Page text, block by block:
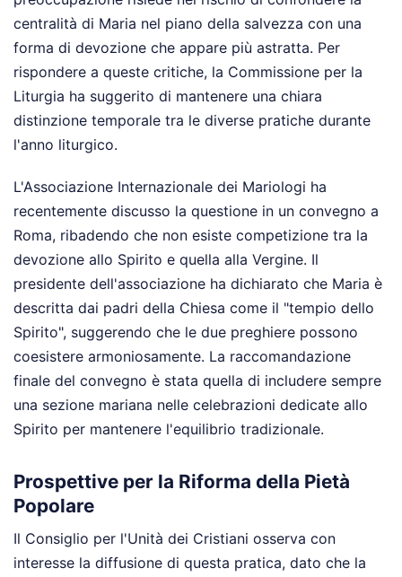
centralità di Maria nel piano della salvezza con una
forma di devozione che appare più astratta. Per
rispondere a queste critiche, la Commissione per la
Liturgia ha suggerito di mantenere una chiara
distinzione temporale tra le diverse pratiche durante
l'anno liturgico.
L'Associazione Internazionale dei Mariologi ha
recentemente discusso la questione in un convegno a
Roma, ribadendo che non esiste competizione tra la
devozione allo Spirito e quella alla Vergine. Il
presidente dell'associazione ha dichiarato che Maria è
descritta dai padri della Chiesa come il "tempio dello
Spirito", suggerendo che le due preghiere possono
coesistere armoniosamente. La raccomandazione
finale del convegno è stata quella di includere sempre
una sezione mariana nelle celebrazioni dedicate allo
Spirito per mantenere l'equilibrio tradizionale.
Prospettive per la Riforma della Pietà
Popolare
Il Consiglio per l'Unità dei Cristiani osserva con
interesse la diffusione di questa pratica, dato che la